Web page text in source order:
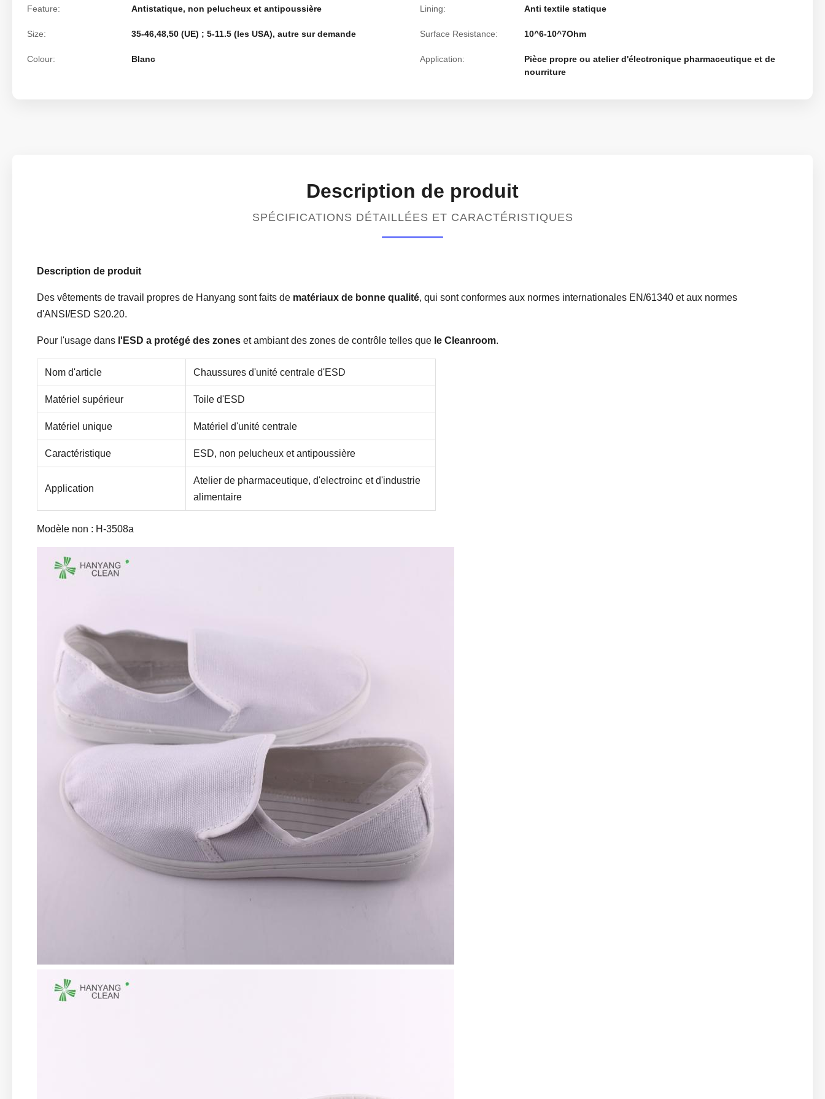
Feature: Antistatique, non pelucheux et antipoussière Lining: Anti textile statique
Size: 35-46,48,50 (UE) ; 5-11.5 (les USA), autre sur demande Surface Resistance: 10^6-10^7Ohm
Colour: Blanc Application:
Pièce propre ou atelier d'électronique pharmaceutique et de
nourriture
Description de produit
SPÉCIFICATIONS DÉTAILLÉES ET CARACTÉRISTIQUES
Description de produit
Des vêtements de travail propres de Hanyang sont faits de matériaux de bonne qualité, qui sont conformes aux normes internationales EN/61340 et aux normes
d'ANSI/ESD S20.20.
Pour l'usage dans l'ESD a protégé des zones et ambiant des zones de contrôle telles que le Cleanroom.
Nom d'article Chaussures d'unité centrale d'ESD
Matériel supérieur Toile d'ESD
Matériel unique Matériel d'unité centrale
Caractéristique ESD, non pelucheux et antipoussière
Application
Atelier de pharmaceutique, d'electroinc et d'industrie
alimentaire
Modèle non : H-3508a